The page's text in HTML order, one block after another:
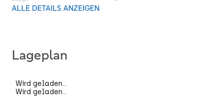
Schlafzimmer
Balkone
ALLE DETAILS ANZEIGEN
Lageplan